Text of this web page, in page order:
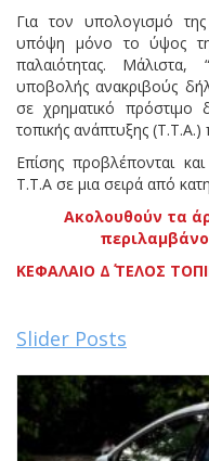
Για τον υπολογισμό
υπόψη μόνο το ύψος
παλαιότητας.
υποβολής ανακριβούς
σε χρηματικό πρόστιμο
τοπικής ανάπτυξης (Τ.Τ.Α.)
Επίσης προβλέπονται
Τ.Τ.Α σε μια σειρά από
Ακολουθούν τα
ΚΕΦΑΛΑΙΟ Δ΄ ΤΕΛΟΣ
Slider Posts